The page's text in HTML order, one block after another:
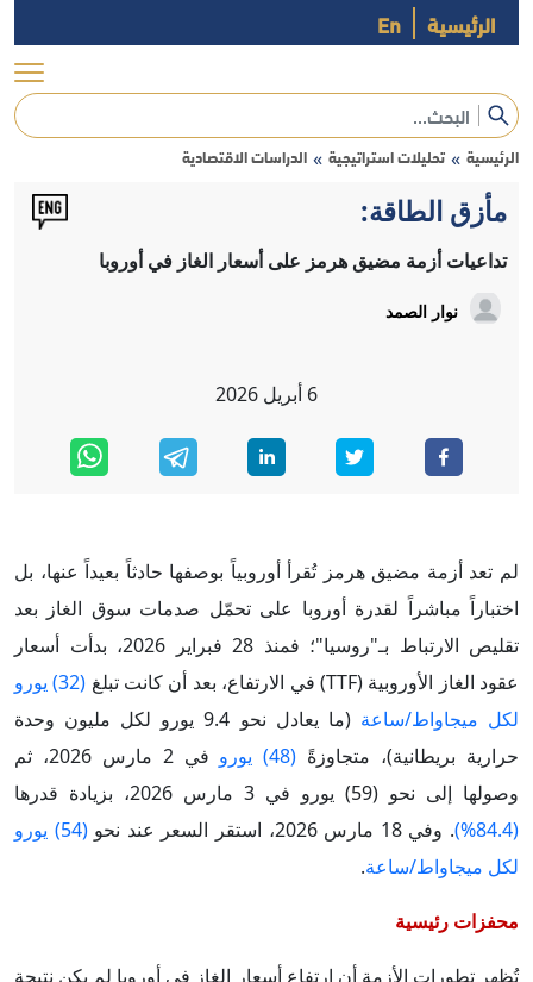
الرئيسية En
الرئيسية » تحليلات استراتيجية » الدراسات الاقتصادية
مأزق الطاقة:
تداعيات أزمة مضيق هرمز على أسعار الغاز في أوروبا
نوار الصمد
6 أبريل 2026
لم تعد أزمة مضيق هرمز تُقرأ أوروبياً بوصفها حادثاً بعيداً عنها، بل
اختباراً مباشراً لقدرة أوروبا على تحمّل صدمات سوق الغاز بعد
تقليص الارتباط بـ"روسيا"؛ فمنذ 28 فبراير 2026، بدأت أسعار
عقود الغاز الأوروبية (TTF) في الارتفاع، بعد أن كانت تبلغ
(32) يورو
لكل ميجاواط/ساعة
(ما يعادل نحو 9.4 يورو لكل مليون وحدة
حرارية بريطانية)، متجاوزةً (48) يورو
في 2 مارس 2026، ثم
وصولها إلى نحو (59) يورو في 3 مارس 2026، بزيادة قدرها
(84.4%)
. وفي 18 مارس 2026، استقر السعر عند نحو
(54) يورو
لكل ميجاواط/ساعة.
محفزات رئيسية
تُظهر تطورات الأزمة أن ارتفاع أسعار الغاز في أوروبا لم يكن نتيجة